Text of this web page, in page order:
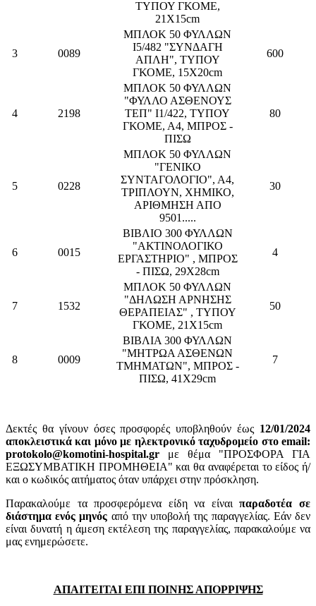
ΤΥΠΟΥ ΓΚΟΜΕ,
21Χ15cm
3 0089
ΜΠΛΟΚ 50 ΦΥΛΛΩΝ
Ι5/482 "ΣΥΝΔΑΓΗ
ΑΠΛΗ", ΤΥΠΟΥ
ΓΚΟΜΕ, 15Χ20cm
600
4 2198
ΜΠΛΟΚ 50 ΦΥΛΛΩΝ
"ΦΥΛΛΟ ΑΣΘΕΝΟΥΣ
ΤΕΠ" Ι1/422, ΤΥΠΟΥ
ΓΚΟΜΕ, Α4, ΜΠΡΟΣ -
ΠΙΣΩ
80
5 0228
ΜΠΛΟΚ 50 ΦΥΛΛΩΝ
"ΓΕΝΙΚΟ
ΣΥΝΤΑΓΟΛΟΓΙΟ", Α4,
ΤΡΙΠΛΟΥΝ, ΧΗΜΙΚΟ,
ΑΡΙΘΜΗΣΗ ΑΠΟ
9501.....
30
6 0015
ΒΙΒΛΙΟ 300 ΦΥΛΛΩΝ
"ΑΚΤΙΝΟΛΟΓΙΚΟ
ΕΡΓΑΣΤΗΡΙΟ" , ΜΠΡΟΣ
- ΠΙΣΩ, 29Χ28cm
4
7 1532
ΜΠΛΟΚ 50 ΦΥΛΛΩΝ
"ΔΗΛΩΣΗ ΑΡΝΗΣΗΣ
ΘΕΡΑΠΕΙΑΣ" , ΤΥΠΟΥ
ΓΚΟΜΕ, 21Χ15cm
50
8 0009
ΒΙΒΛΙΑ 300 ΦΥΛΛΩΝ
"ΜΗΤΡΩΑ ΑΣΘΕΝΩΝ
ΤΜΗΜΑΤΩΝ", ΜΠΡΟΣ -
ΠΙΣΩ, 41Χ29cm
7
Δεκτές θα γίνουν όσες προσφορές υποβληθούν έως 12/01/2024
αποκλειστικά και μόνο με ηλεκτρονικό ταχυδρομείο στο email:
protokolo@komotini-hospital.gr με θέμα "ΠΡΟΣΦΟΡΑ ΓΙΑ
ΕΞΩΣΥΜΒΑΤΙΚΗ ΠΡΟΜΗΘΕΙΑ" και θα αναφέρεται το είδος ή/
και ο κωδικός αιτήματος όταν υπάρχει στην πρόσκληση.
Παρακαλούμε τα προσφερόμενα είδη να είναιπαραδοτέα σε
διάστημα ενός μηνός από την υποβολή της παραγγελίας. Εάν δεν
είναι δυνατή η άμεση εκτέλεση της παραγγελίας, παρακαλούμε να
μας ενημερώσετε.
ΑΠΑΙΤΕΙΤΑΙ ΕΠΙ ΠΟΙΝΗΣ ΑΠΟΡΡΙΨΗΣ